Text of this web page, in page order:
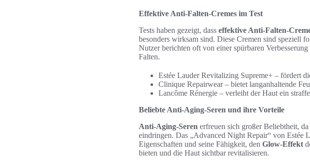
Effektive Anti-Falten-Cremes im Test
Tests haben gezeigt, dass effektive Anti-Falten-
besonders wirksam sind. Diese Cremen sind speziell
Nutzer berichten oft von einer spürbaren
Falten.
Estée Lauder Revitalizing Supreme+ – fördert
Clinique Repairwear – bietet langanhaltende
Lancôme Rénergie – verleiht der Haut ein
Beliebte Anti-Aging-Seren und ihre Vorteile
Anti-Aging-Seren erfreuen sich großer Beliebtheit,
eindringen. Das „Advanced Night Repair“ von Estée
Eigenschaften und seine Fähigkeit, den Glow-Effekt
bieten und die Haut sichtbar revitalisieren.